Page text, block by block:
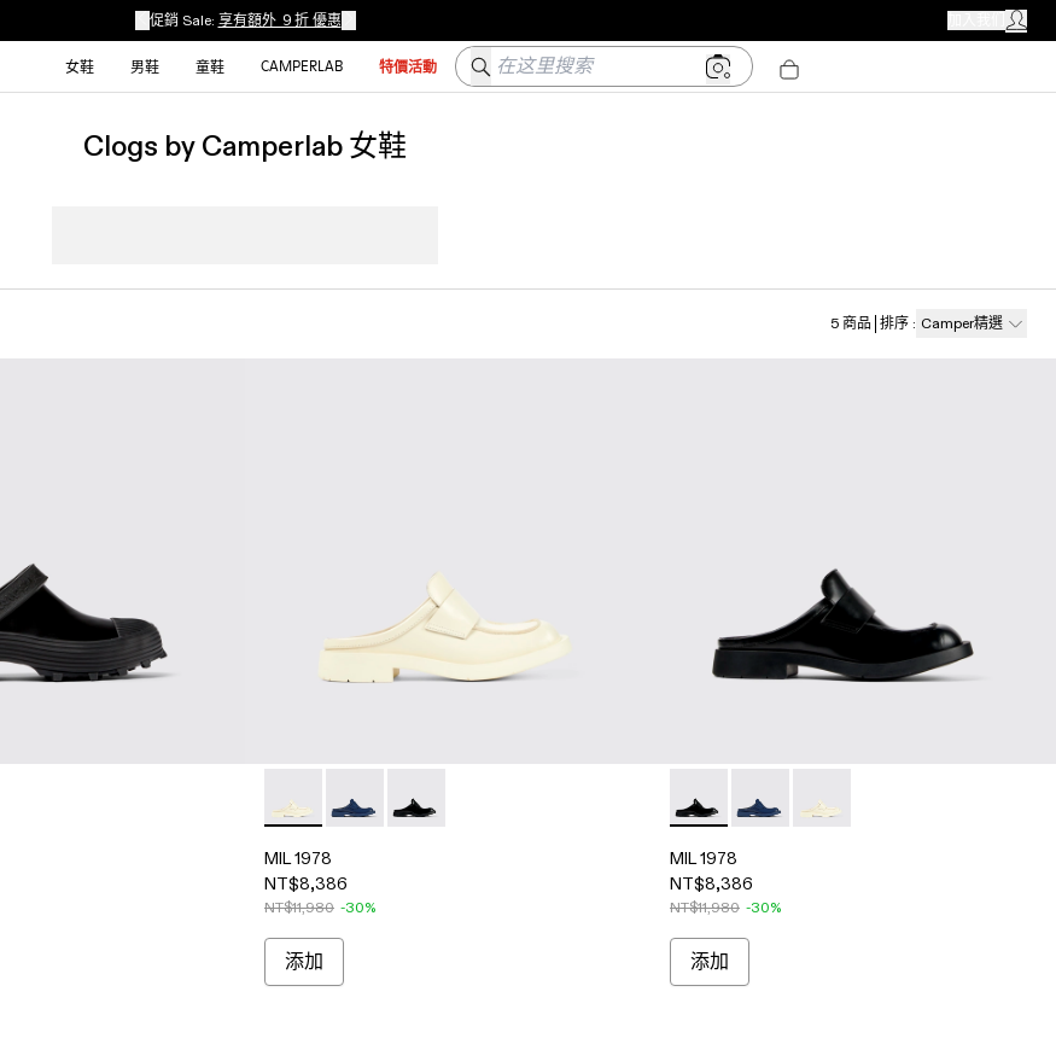
促銷 Sale: 享有額外 ９折 優惠
我的帳
女鞋
男鞋 童鞋 CAMPERLAB 特價活動 在这里搜索
Clogs by Camperlab 女鞋
5 商品 排序 : Camper精選
005 - 黑色皮革木屐鞋
A500006-015 - 黑棕色皮革木屐鞋MIL 1978 - A500017-002 - White
MIL 1978 - A500017-004 - Blue
MIL 1978 - A500017-001 - Black
MIL 1978
NT$8,386
NT$11,980 -30%
添加
MIL 1978 - A500017-001 - Black
MIL 1978 - A500017-004 - Blue
MIL 1978 - A500017-002 -
MIL 1978
NT$8,386
NT$11,980 -30%
添加